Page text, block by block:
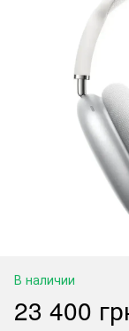
В наличии
23 400